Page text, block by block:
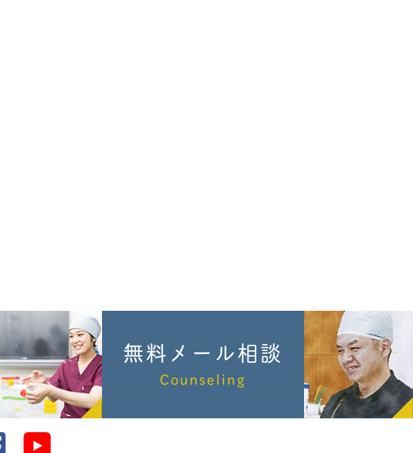
無料メール相談
Counseling